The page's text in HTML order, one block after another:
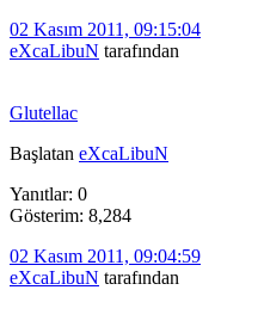
02 Kasım 2011, 09:15:04
eXcaLibuN tarafından
Glutellac
Başlatan eXcaLibuN
Yanıtlar: 0
Gösterim: 8,284
02 Kasım 2011, 09:04:59
eXcaLibuN tarafından